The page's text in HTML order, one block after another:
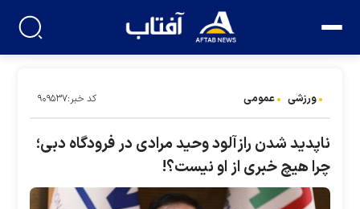
ورزشی عمومی کد خبر:۹۰۹۵۳۷
ناپدید شدن رازآلود وحید مرادی در فرودگاه دبی؛
چرا هیچ خبری از او نیست؟!